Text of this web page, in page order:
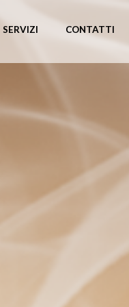
SERVIZI CONTATTI